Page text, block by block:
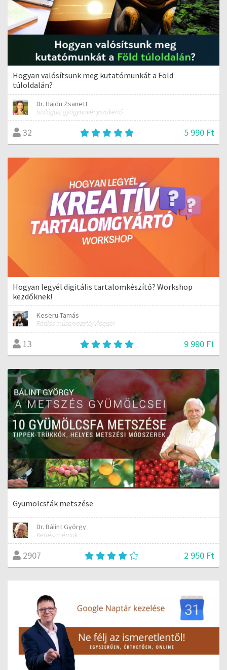
Hogyan valósítsunk meg kutatómunkát a Föld
túloldalán?
Dr. Hajdu Zsanett
biológus, gyógynövényszakértő
32 5 990 Ft
Hogyan legyél digitális tartalomkészítő? Workshop
kezdőknek!
Keserü Tamás
Rádiós műsorvezető/Vlogger
13 9 990 Ft
Gyümölcsfák metszése
Dr. Bálint György
Kertészmérnök
2907 2 950 Ft